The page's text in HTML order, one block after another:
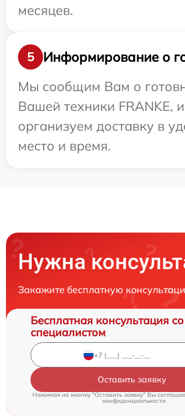
месяцев.
5
Информирование о
Мы сообщим Вам о
Вашей техники FRANKE,
организуем доставку в
место и время.
Нужна
Закажите бесплатную
Бесплатная консультация со
специалистом
Оставить заявку
Нажимая на кнопку "Оставить заявку" Вы
конфиденциальности